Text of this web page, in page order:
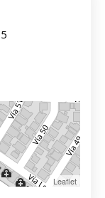
Leaflet